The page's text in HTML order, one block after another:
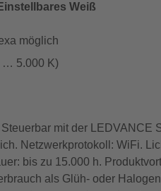
Weiß
möglich
… 5.000 K)
mit der LEDVANCE
Netzwerkprotokoll: WiFi.
bis zu 15.000 h.
als Glüh- oder